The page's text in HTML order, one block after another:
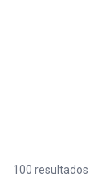
100 resultados